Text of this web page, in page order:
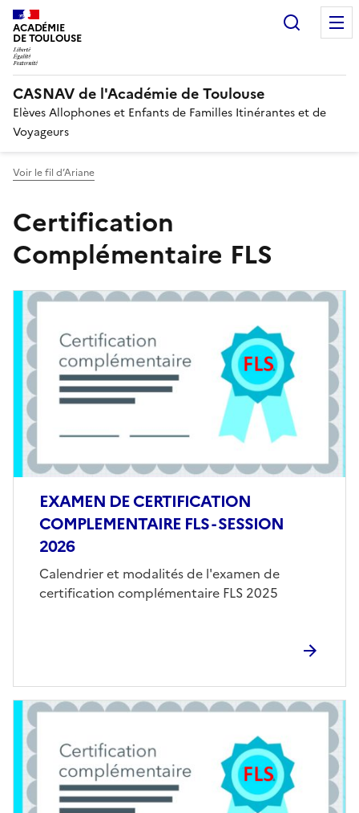
ACADÉMIE
DE TOULOUSE
CASNAV de l'Académie de Toulouse
Elèves Allophones et Enfants de Familles Itinérantes et de
Voyageurs
Voir le fil d’Ariane
Certification
Complémentaire FLS
EXAMEN DE CERTIFICATION
COMPLEMENTAIRE FLS - SESSION
2026
Corps
Calendrier et modalités de l'examen de
certification complémentaire FLS 2025
Image
de
couverture
(conseillée)
Image
de
couverture
(conseillée)